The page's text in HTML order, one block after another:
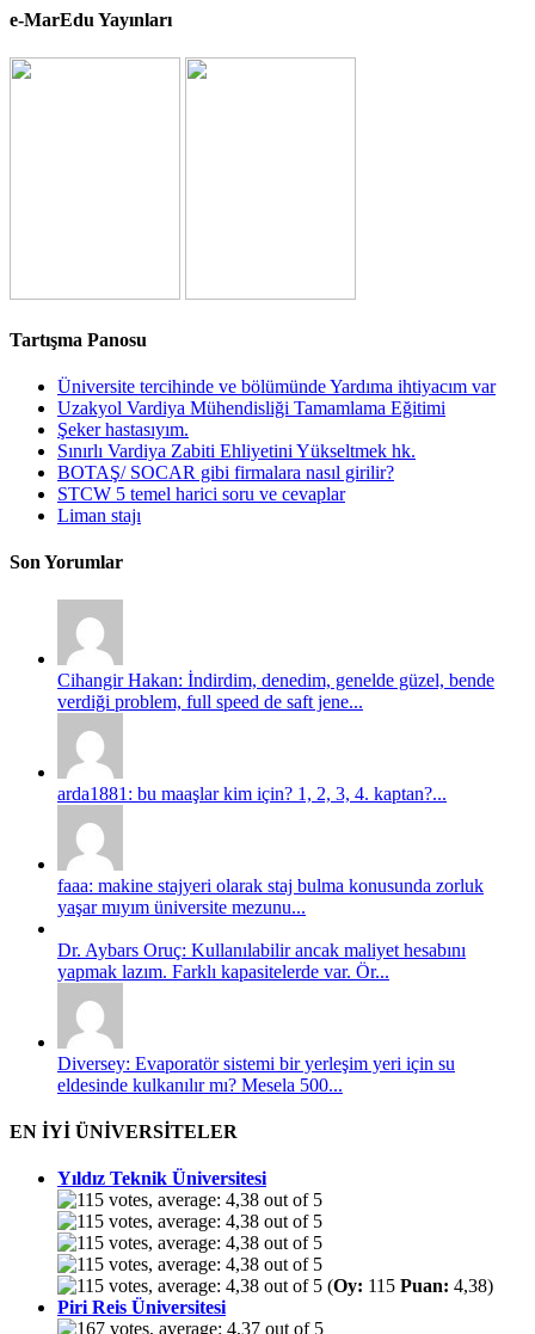
e-MarEdu Yayınları
Tartışma Panosu
Üniversite tercihinde ve bölümünde Yardıma ihtiyacım var
Uzakyol Vardiya Mühendisliği Tamamlama Eğitimi
Şeker hastasıyım.
Sınırlı Vardiya Zabiti Ehliyetini Yükseltmek hk.
BOTAŞ/ SOCAR gibi firmalara nasıl girilir?
STCW 5 temel harici soru ve cevaplar
Liman stajı
Son Yorumlar
Cihangir Hakan: İndirdim, denedim, genelde güzel, bende
verdiği problem, full speed de saft jene...
arda1881: bu maaşlar kim için? 1, 2, 3, 4. kaptan?...
faaa: makine stajyeri olarak staj bulma konusunda zorluk
yaşar mıyım üniversite mezunu...
Dr. Aybars Oruç: Kullanılabilir ancak maliyet hesabını
yapmak lazım. Farklı kapasitelerde var. Ör...
Diversey: Evaporatör sistemi bir yerleşim yeri için su
eldesinde kulkanılır mı? Mesela 500...
EN İYİ ÜNİVERSİTELER
Yıldız Teknik Üniversitesi
(Oy: 115 Puan: 4,38)
Piri Reis Üniversitesi